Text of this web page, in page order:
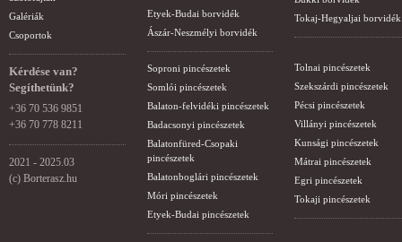
Galériák
Csoportok
Kérdése van?
Segíthetünk?
+36 70 536 9851
+36 70 778 8211
2021 - 2025.03
(c) Borterasz.hu
Etyek-Budai borvidék
Ászár-Neszmélyi borvidék
Soproni pincészetek
Somlói pincészetek
Balaton-felvidéki pincészetek
Badacsonyi pincészetek
Balatonfüred-Csopaki
pincészetek
Balatonboglári pincészetek
Móri pincészetek
Etyek-Budai pincészetek
Tokaj-Hegyaljai borvidék
Tolnai pincészetek
Szekszárdi pincészetek
Pécsi pincészetek
Villányi pincészetek
Kunsági pincészetek
Mátrai pincészetek
Egri pincészetek
Tokaji pincészetek